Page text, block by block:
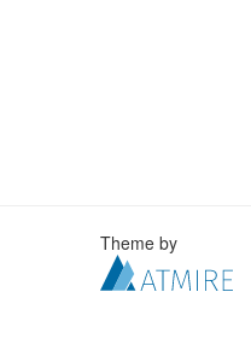
Theme by